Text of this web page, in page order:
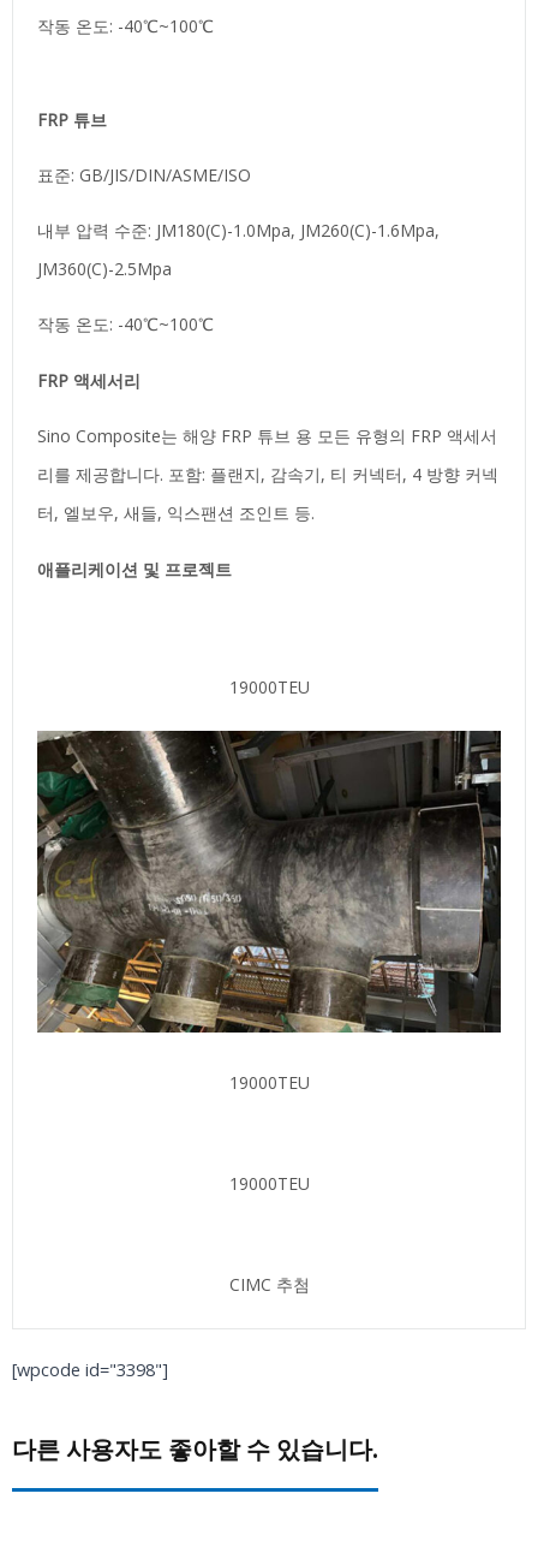
작동 온도: -40℃~100℃
FRP 튜브
표준: GB/JIS/DIN/ASME/ISO
내부 압력 수준: JM180(C)-1.0Mpa, JM260(C)-1.6Mpa,
JM360(C)-2.5Mpa
작동 온도: -40℃~100℃
FRP 액세서리
Sino Composite는 해양 FRP 튜브 용 모든 유형의 FRP 액세서
리를 제공합니다. 포함: 플랜지, 감속기, 티 커넥터, 4 방향 커넥
터, 엘보우, 새들, 익스팬션 조인트 등.
애플리케이션 및 프로젝트
19000TEU
19000TEU
19000TEU
CIMC 추첨
[wpcode id="3398"]
다른 사용자도 좋아할 수 있습니다.